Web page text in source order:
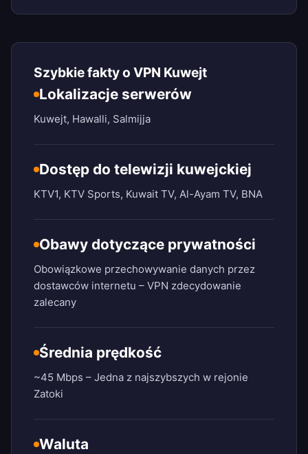
Szybkie fakty o VPN Kuwejt
Lokalizacje serwerów
Kuwejt, Hawalli, Salmijja
Dostęp do telewizji kuwejckiej
KTV1, KTV Sports, Kuwait TV, Al-Ayam TV, BNA
Obawy dotyczące prywatności
Obowiązkowe przechowywanie danych przez
dostawców internetu – VPN zdecydowanie
zalecany
Średnia prędkość
~45 Mbps – Jedna z najszybszych w rejonie
Zatoki
Waluta